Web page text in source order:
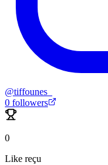
@tiffounes_
0 followers
0
Like reçu